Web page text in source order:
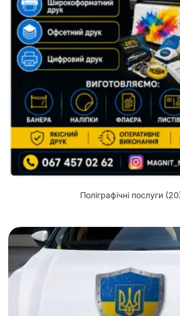
Поліграфічні послуги